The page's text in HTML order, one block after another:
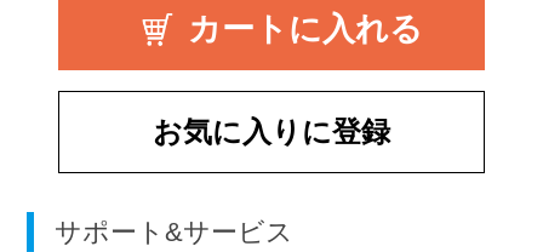
お気に入りに登録
サポート&サービス